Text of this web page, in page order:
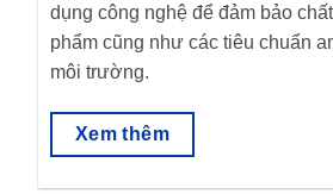
dụng công nghệ để đảm bảo
phẩm cũng như các tiêu chuẩn
môi trường.
Xem thêm